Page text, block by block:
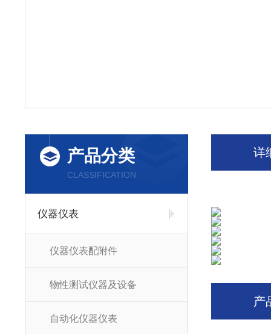
产品分类
CLASSIFICATION
仪器仪表
仪器仪表配附件
物性测试仪器及设备
自动化仪器仪表
详
产